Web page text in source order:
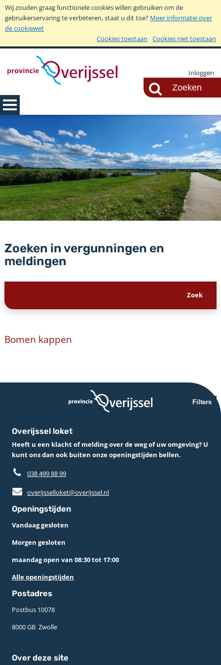
Wij zouden graag functionele cookies willen gebruiken om de
gebruikerservaring te verbeteren, staat u dit toe? Meer informatie over
de cookiewet
Cookies toestaan
Cookies niet toestaan
Inloggen
Zoeken in vergunningen en
meldingen
Bomen kappen
Filters
Overijssel loket
Heeft u een klacht of melding over de weg of uw omgeving? U
kunt ons dan ook buiten onze openingstijden bellen.
038 499 88 99
overijsselloket@overijssel.nl
Openingstijden
Vandaag gesloten
Morgen gesloten
maandag open van 08:30 tot 17:00
Alle openingstijden
Postadres
Postbus 10078 ­
8000 GB ­ Zwolle
Over deze site